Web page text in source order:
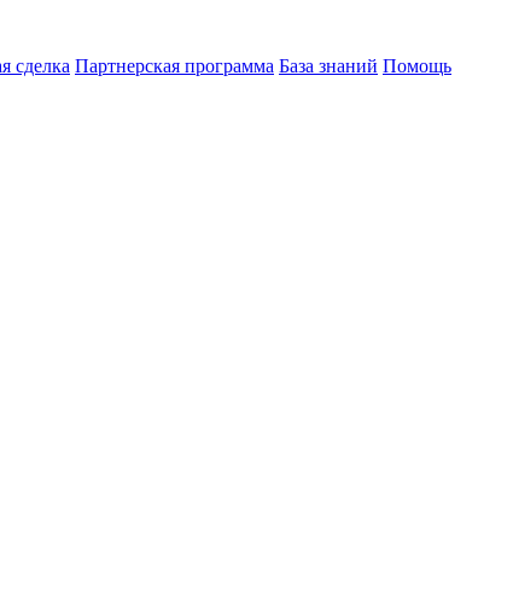
сделка Партнерская программа База знаний Помощь